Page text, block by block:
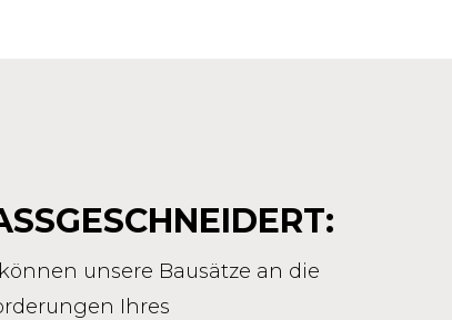
unsere Bausätze an die
Ihres